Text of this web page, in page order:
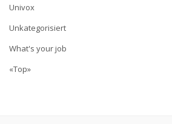
Univox
Unkategorisiert
What's your job
«Top»